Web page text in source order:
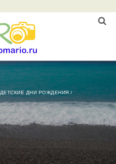
ДЕТСКИЕ ДНИ РОЖДЕНИЯ/